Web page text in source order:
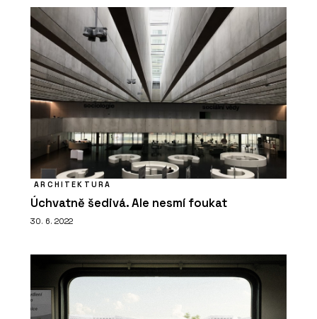
O FIRMĚ
Rigips
Akustické podhledy Rigiton - Rigips
ARCHITEKTURA
Úchvatně šedivá. Ale nesmí foukat
30. 6. 2022